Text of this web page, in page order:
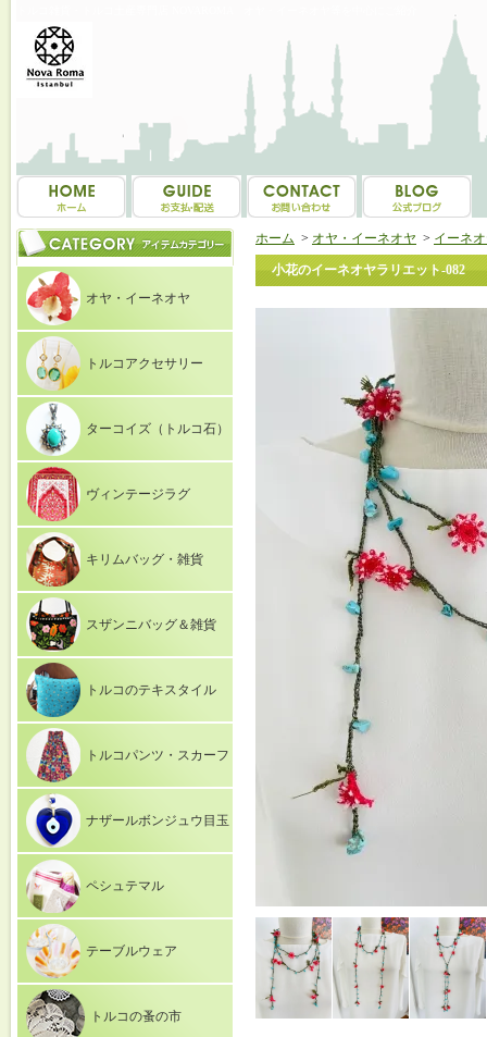
オヤ・イーネオヤ
トルコアクセサリー
ターコイズ（トルコ石）
ヴィンテージラグ
キリムバッグ・雑貨
スザンニバッグ＆雑貨
トルコのテキスタイル
トルコパンツ・スカーフ
ナザールボンジュウ目玉
ペシュテマル
テーブルウェア
トルコの蚤の市
ホーム > オヤ・イーネオヤ > イーネ
小花のイーネオヤラリエット-082